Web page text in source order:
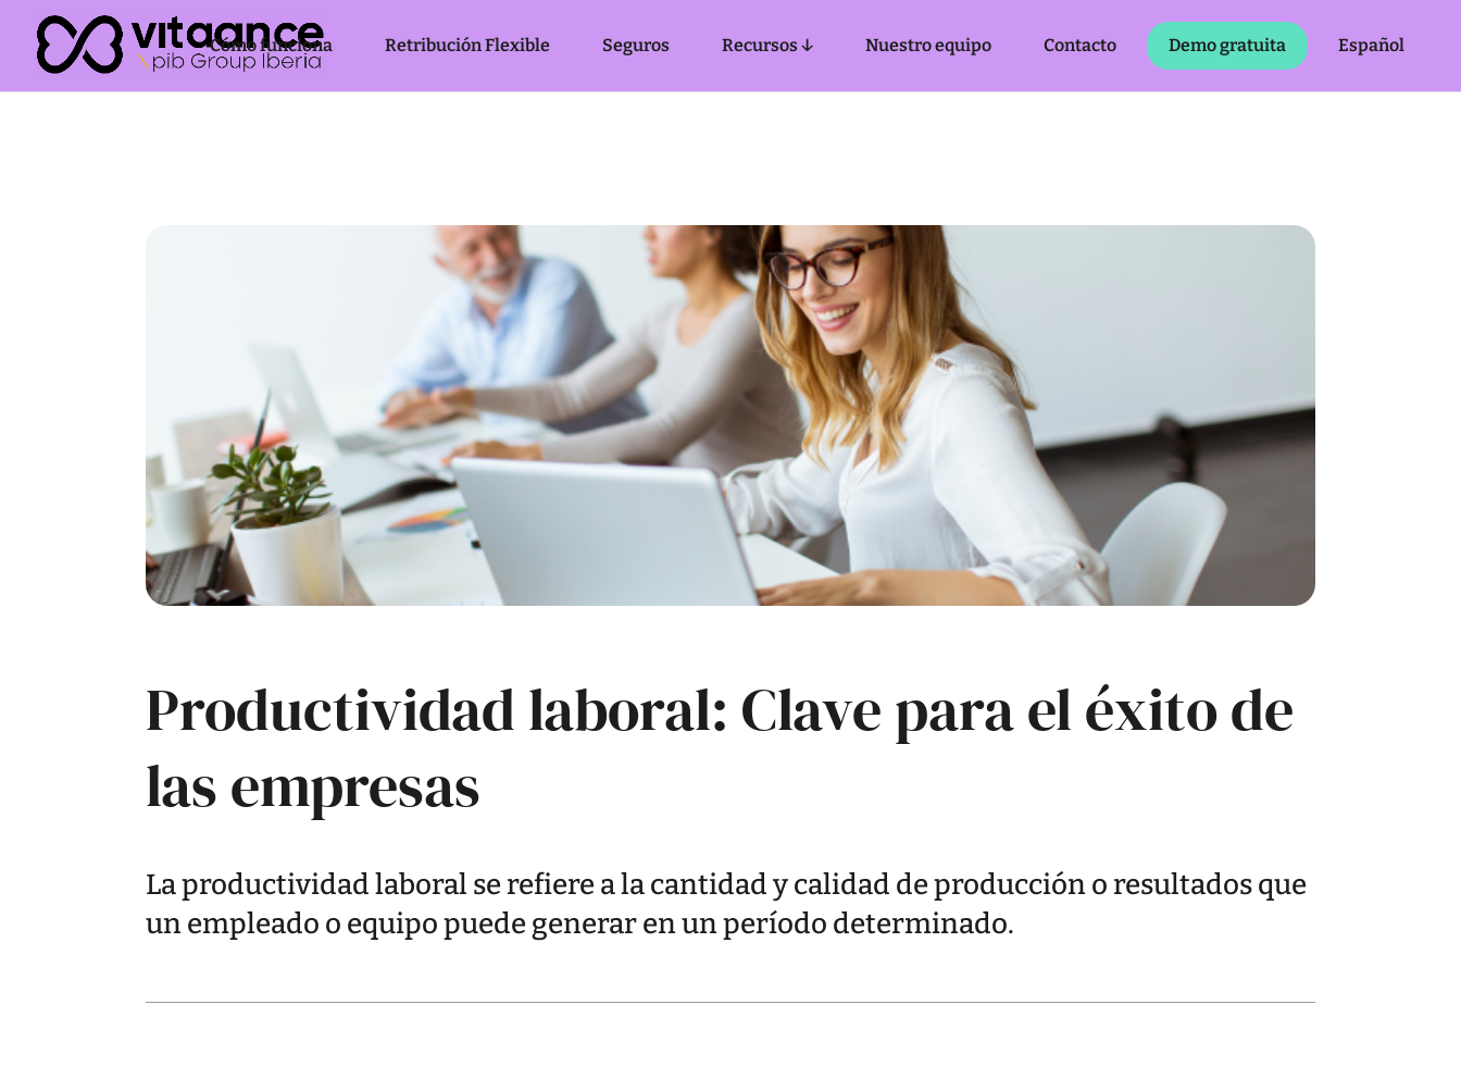
Cómo funciona Retribución Flexible Seguros Recursos ↓ Nuestro equipo Contacto Demo gratuita Español
Productividad laboral: Clave para el éxito de
las empresas
La productividad laboral se refiere a la cantidad y calidad de producción o resultados que
un empleado o equipo puede generar en un período determinado.